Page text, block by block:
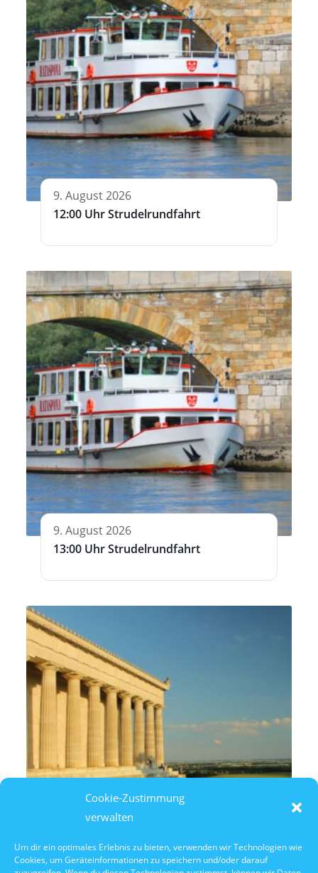
Cookie-Zustimmung
verwalten
Um dir ein optimales Erlebnis zu bieten, verwenden wir Technologien wie
Cookies, um Geräteinformationen zu speichern und/oder darauf
9. August 2026
12:00 Uhr Strudelrundfahrt
9. August 2026
13:00 Uhr Strudelrundfahrt
9. August 2026